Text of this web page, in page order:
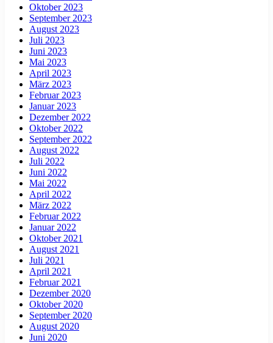
Oktober 2023
September 2023
August 2023
Juli 2023
Juni 2023
Mai 2023
April 2023
März 2023
Februar 2023
Januar 2023
Dezember 2022
Oktober 2022
September 2022
August 2022
Juli 2022
Juni 2022
Mai 2022
April 2022
März 2022
Februar 2022
Januar 2022
Oktober 2021
August 2021
Juli 2021
April 2021
Februar 2021
Dezember 2020
Oktober 2020
September 2020
August 2020
Juni 2020